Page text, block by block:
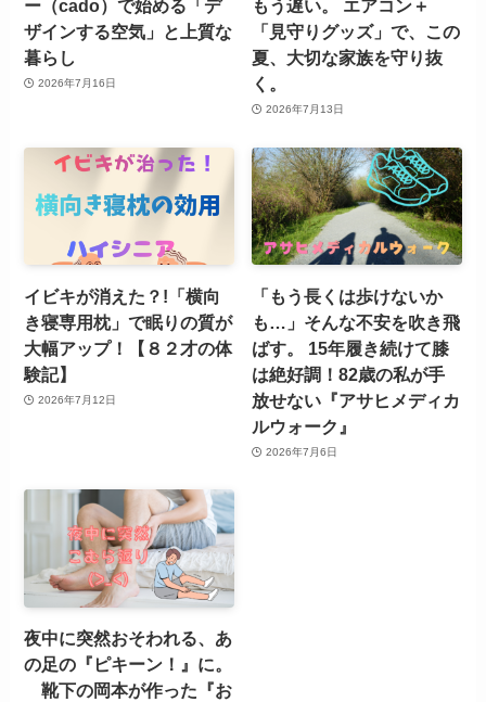
ー（cado）で始める「デ
ザインする空気」と上質な
暮らし
2026年7月16日
もう遅い。 エアコン＋
「見守りグッズ」で、この
夏、大切な家族を守り抜
く。
2026年7月13日
イビキが消えた？!「横向
き寝専用枕」で眠りの質が
大幅アップ！【８２才の体
験記】
2026年7月12日
「もう長くは歩けないか
も…」そんな不安を吹き飛
ばす。 15年履き続けて膝
は絶好調！82歳の私が手
放せない『アサヒメディカ
ルウォーク』
2026年7月6日
夜中に突然おそわれる、あ
の足の『ピキーン！』に。
靴下の岡本が作った『お